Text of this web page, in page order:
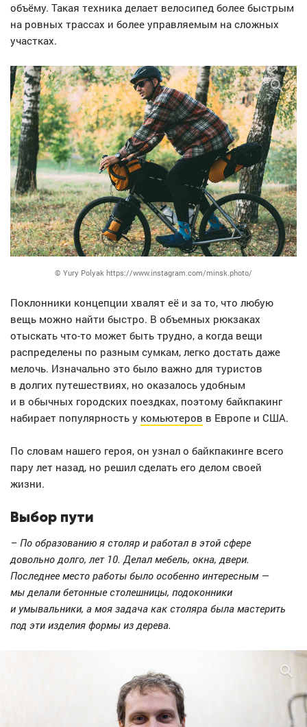
объёму. Такая техника делает велосипед более быстрым
на ровных трассах и более управляемым на сложных
участках.
© Yury Polyak https://www.instagram.com/minsk.photo/
Поклонники концепции хвалят её и за то, что любую
вещь можно найти быстро. В объемных рюкзаках
отыскать что-то может быть трудно, а когда вещи
распределены по разным сумкам, легко достать даже
мелочь. Изначально это было важно для туристов
в долгих путешествиях, но оказалось удобным
и в обычных городских поездках, поэтому байкпакинг
набирает популярность у комьютеров в Европе и США.
По словам нашего героя, он узнал о байкпакинге всего
пару лет назад, но решил сделать его делом своей
жизни.
Выбор пути
– По образованию я столяр и работал в этой сфере
довольно долго, лет 10. Делал мебель, окна, двери.
Последнее место работы было особенно интересным —
мы делали бетонные столешницы, подоконники
и умывальники, а моя задача как столяра была мастерить
под эти изделия формы из дерева.